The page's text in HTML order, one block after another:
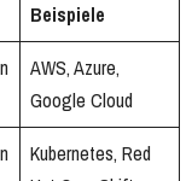
Beispiele
AWS, Azure,
Google Cloud
Kubernetes, Red